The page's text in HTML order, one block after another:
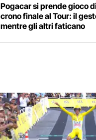
Pogacar si prende gioco
crono finale al Tour: il
mentre gli altri faticano